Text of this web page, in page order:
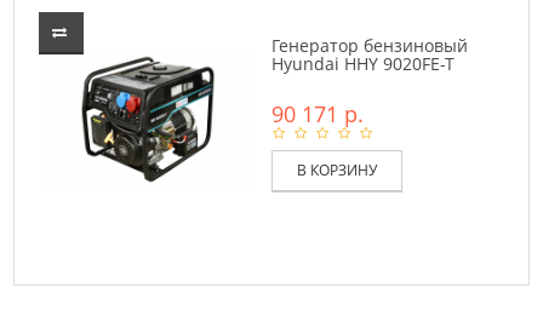
Генератор бензиновый
Hyundai HHY 9020FE-T
90 171 р.
В КОРЗИНУ